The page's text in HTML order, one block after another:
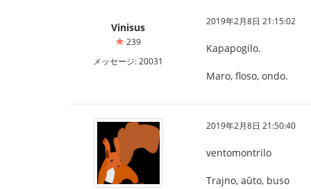
Vinisus
239
メッセージ: 20031
2019年2月8日 21:15:02
Kapapogilo.
Maro, floso, ondo.
2019年2月8日 21:50:40
ventomontrilo
Trajno, aŭto, buso